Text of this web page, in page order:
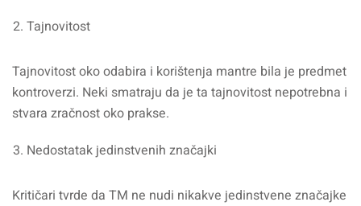
Tajnovitost
Tajnovitost oko odabira i korištenja mantre bila je predmet
kontroverzi. Neki smatraju da je ta tajnovitost nepotrebna i
stvara zračnost oko prakse.
Nedostatak jedinstvenih značajki
Kritičari tvrde da TM ne nudi nikakve jedinstvene značajke